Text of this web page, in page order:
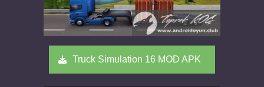
Truck Simulation 16 MOD APK